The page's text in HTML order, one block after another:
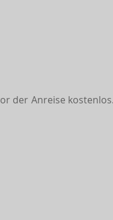
der Anreise